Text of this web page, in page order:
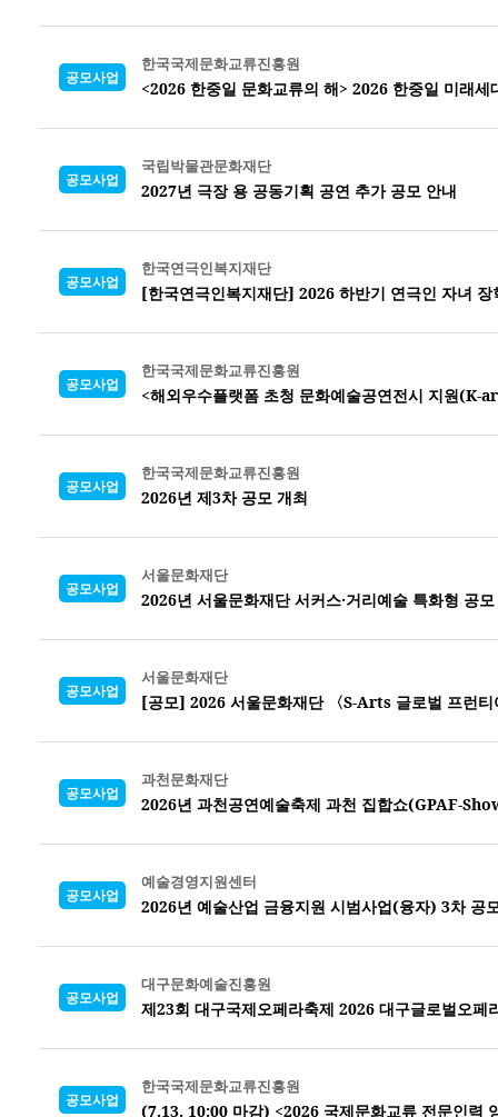
공모사업
한국국제문화교류진흥원
<2026 한중일 문화교류의 해> 2026 한중일 미래
공모사업
국립박물관문화재단
2027년 극장 용 공동기획 공연 추가 공모 안내
공모사업
한국연극인복지재단
[한국연극인복지재단] 2026 하반기 연극인 자녀 장
공모사업
한국국제문화교류진흥원
<해외우수플랫폼 초청 문화예술공연전시 지원
공모사업
한국국제문화교류진흥원
2026년 제3차 공모 개최
공모사업
서울문화재단
2026년 서울문화재단 서커스·거리예술 특화형 공모
공모사업
서울문화재단
[공모] 2026 서울문화재단 〈S-Arts 글로벌 프런
공모사업
과천문화재단
2026년 과천공연예술축제 과천 집합쇼(GPAF-
공모사업
예술경영지원센터
2026년 예술산업 금융지원 시범사업(융자) 3차 공
공모사업
대구문화예술진흥원
제23회 대구국제오페라축제 2026 대구글로벌오페
공모사업
한국국제문화교류진흥원
(7.13. 10:00 마감) <2026 국제문화교류 전문인력